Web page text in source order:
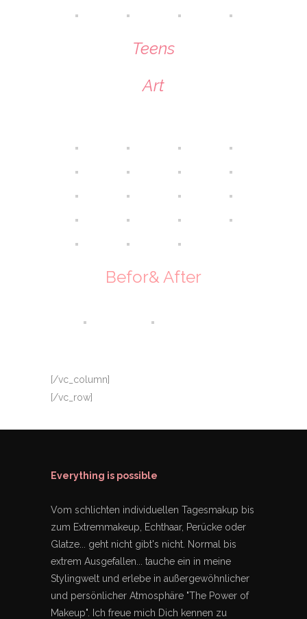
Teens
Art
Befor& After
[/vc_column]
[/vc_row]
Everything is possible
Vom schlichten individuellen Tagesmakup bis
zum Extremmakeup, Echthaar, Perücke oder
Glatze... geht nicht gibt's nicht. Normal bis
extrem Ausgefallen... tauche ein in meine
Stylingwelt und erlebe in außergewöhnlicher
und persönlicher Atmosphäre "The Power of
Makeup". Ich freue mich Dich kennen zu